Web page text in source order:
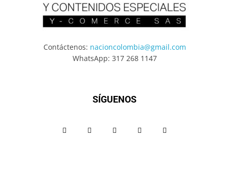
Contáctenos: nacioncolombia@gmail.com
WhatsApp: 317 268 1147
SÍGUENOS